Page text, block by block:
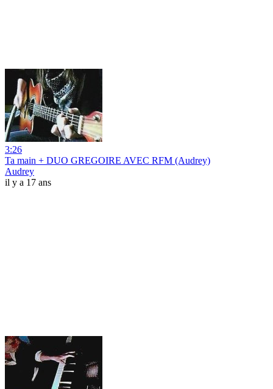
3:26
Ta main + DUO GREGOIRE AVEC RFM (Audrey)
Audrey
il y a 17 ans